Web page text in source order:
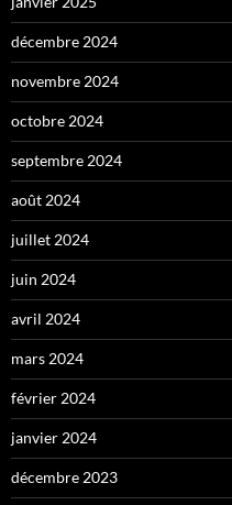
décembre 2024
novembre 2024
octobre 2024
septembre 2024
août 2024
juillet 2024
juin 2024
avril 2024
mars 2024
février 2024
janvier 2024
décembre 2023